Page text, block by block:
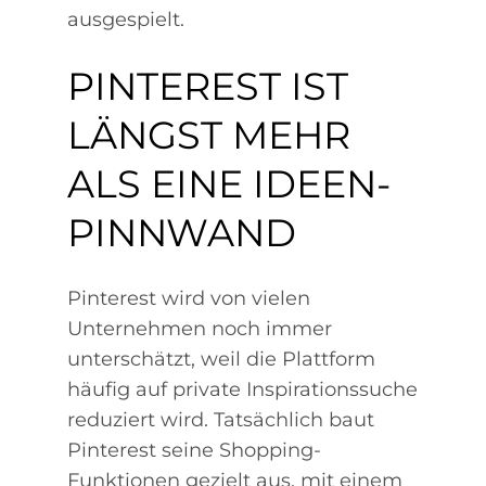
ausgespielt.
PINTEREST IST
LÄNGST MEHR
ALS EINE IDEEN-
PINNWAND
Pinterest wird von vielen
Unternehmen noch immer
unterschätzt, weil die Plattform
häufig auf private Inspirationssuche
reduziert wird. Tatsächlich baut
Pinterest seine Shopping-
Funktionen gezielt aus, mit einem